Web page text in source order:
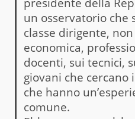
un osservatorio che
classe dirigente,
economica,
docenti, sui tecnici,
giovani che cercano
che hanno
comune.